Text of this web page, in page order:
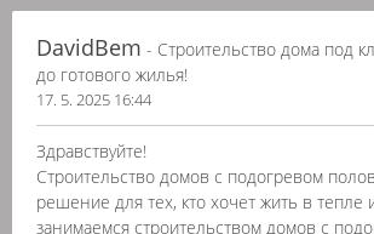
DavidBem - Строительство дома под
до готового жилья!
17. 5. 2025 16:44
Здравствуйте!
Строительство домов с подогревом
решение для тех, кто хочет жить в
занимаемся строительством домов с